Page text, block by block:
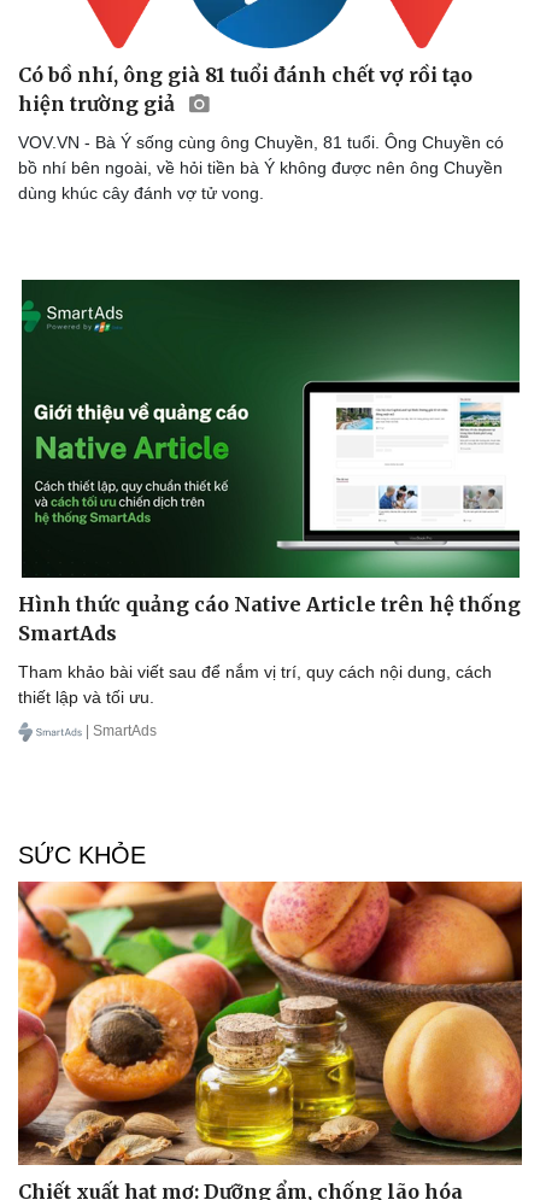
Sức khỏe
Dinh dưỡng - món ngon
Cây thuốc
Sản phụ khoa
Nhi khoa
Phòng mạch online
Ăn sạch sống khỏe
Đời sống
Tình yêu - Gia đình
Có bồ nhí, ông già 81 tuổi đánh chết vợ rồi tạo
hiện trường giả
VOV.VN - Bà Ý sống cùng ông Chuyền, 81 tuổi. Ông Chuyền có
bồ nhí bên ngoài, về hỏi tiền bà Ý không được nên ông Chuyền
dùng khúc cây đánh vợ tử vong.
Hình thức quảng cáo Native Article trên hệ thống
SmartAds
Tham khảo bài viết sau để nắm vị trí, quy cách nội dung, cách
thiết lập và tối ưu.
| SmartAds
SỨC KHỎE
Chiết xuất hạt mơ: Dưỡng ẩm, chống lão hóa